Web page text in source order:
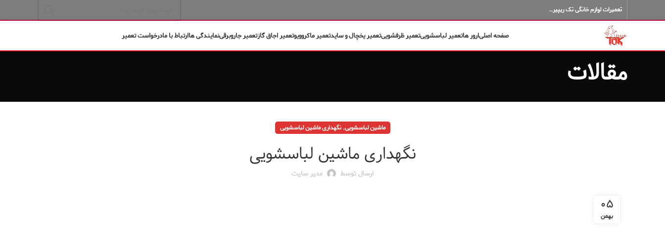
تعمیرات لوازم خانگی تک ریپیر…
صفحه اصلیارور هاتعمیر لباسشوییتعمیر ظرفشوییتعمیر یخچال و سایدتعمیر ماکروویوتعمیر اجاق گازتعمیر جاروبرقینمایندگی هاارتباط با مادرخواست تعمیر
مقالات
ماشین لباسشویی,نگهداری ماشین لباسشویی
نگهداری ماشین لباسشویی
ارسال توسط مدیر سایت
۰۵
بهمن